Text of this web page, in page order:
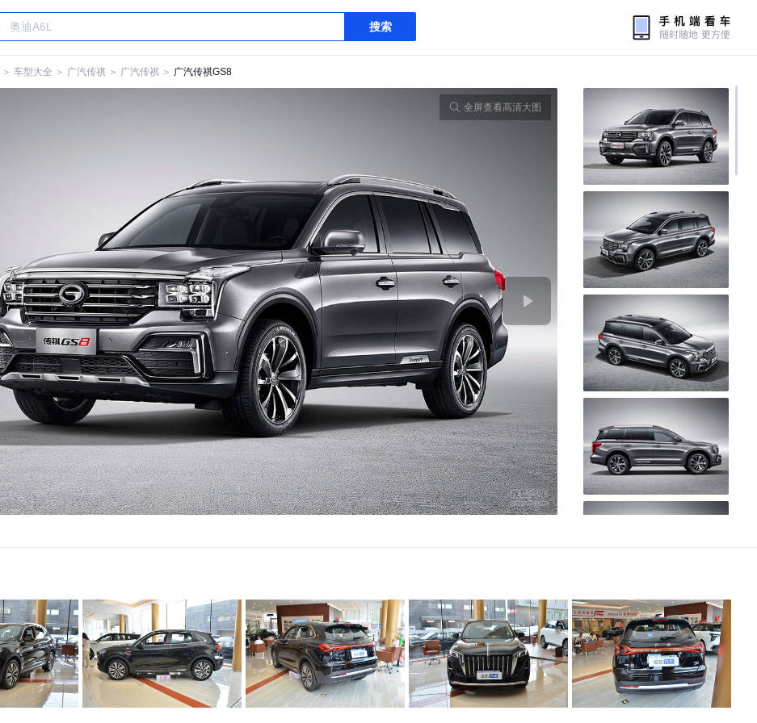
搜索
＞ 车型大全 ＞ 广汽传祺 ＞ 广汽传祺 ＞ 广汽传祺GS8
全屏查看高清大图